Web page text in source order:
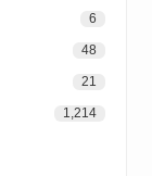
6
48
21
1,214